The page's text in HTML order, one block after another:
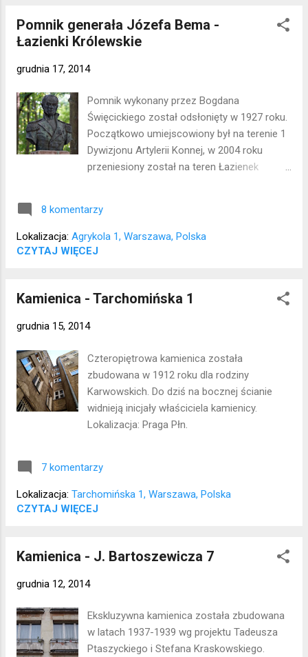
a po stronie nieparzystej zbudowano osiedle
Żurawia. Lokalizacja: Śródmieście
Pomnik generała Józefa Bema -
Łazienki Królewskie
grudnia 17, 2014
Pomnik wykonany przez Bogdana
Święcickiego został odsłonięty w 1927 roku.
Początkowo umiejscowiony był na terenie 1
Dywizjonu Artylerii Konnej, w 2004 roku
przeniesiony został na teren Łazienek
w ramach programu o ochronie zabytków.
Lokalizacja: Śródmieście
8 komentarzy
Lokalizacja: Agrykola 1, Warszawa, Polska
CZYTAJ WIĘCEJ
Kamienica - Tarchomińska 1
grudnia 15, 2014
Czteropiętrowa kamienica została
zbudowana w 1912 roku dla rodziny
Karwowskich. Do dziś na bocznej ścianie
widnieją inicjały właściciela kamienicy.
Lokalizacja: Praga Płn.
7 komentarzy
Lokalizacja: Tarchomińska 1, Warszawa, Polska
CZYTAJ WIĘCEJ
Kamienica - J. Bartoszewicza 7
grudnia 12, 2014
Ekskluzywna kamienica została zbudowana
w latach 1937-1939 wg projektu Tadeusza
Ptaszyckiego i Stefana Kraskowskiego.